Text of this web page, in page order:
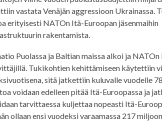
vastata Venäjän aggressioon Ukrainassa.
erityisesti NATOn Itä-Euroopan jäsenmaihin
rakentamista.
Puolassa ja Baltian maissa alkoi ja
Tukikohtien kehittämiseen käytettiin
sitä jatkettiin kuluvalle vuodelle
voidaan edelleen pitää Itä-Euroopassa ja
tarvittaessa kuljettaa nopeasti Itä-
ollaan ensi vuodeksi varaamassa 217